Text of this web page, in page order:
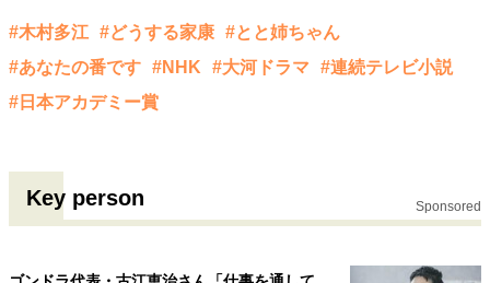
私を彩るエッセンス
60代のネクストステージ
70代のグランドデザイン
#木村多江 #どうする家康 #とと姉ちゃん
#あなたの番です #NHK #大河ドラマ
#連続テレビ小説
#日本アカデミー賞
Key person Sponsored